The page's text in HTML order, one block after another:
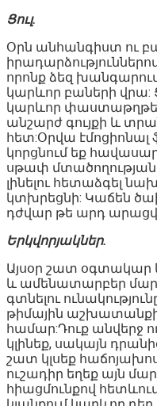
Ցուլ.
Օրն անհանգիստ ու
որոնք ձեզ
կարևոր բաների վրա:
կարևոր
անշարժ գույքի և
հետ:Օրվա էմոցիոնալ
կորցնում եք
սթափ
լինելու հետաձգել
կտխրեցնի: Կաճեն
դժվար թե արդ
Երկվորյակներ.
Այսօր շատ օգտակար
և ամենատարբեր
գտնելու
թիմային աշխատանքի
համար:Դուք անվերջ
կլինեք, սակայն
շատ կլսեք
ուշադիր եղեք այն
հիացմունքով